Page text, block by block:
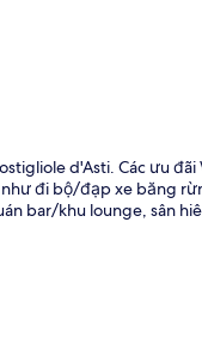
d'Asti. Các ưu
đi bộ/đạp xe băng
bar/khu lounge, sân